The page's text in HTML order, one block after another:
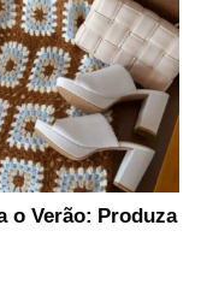
o Verão: Produza